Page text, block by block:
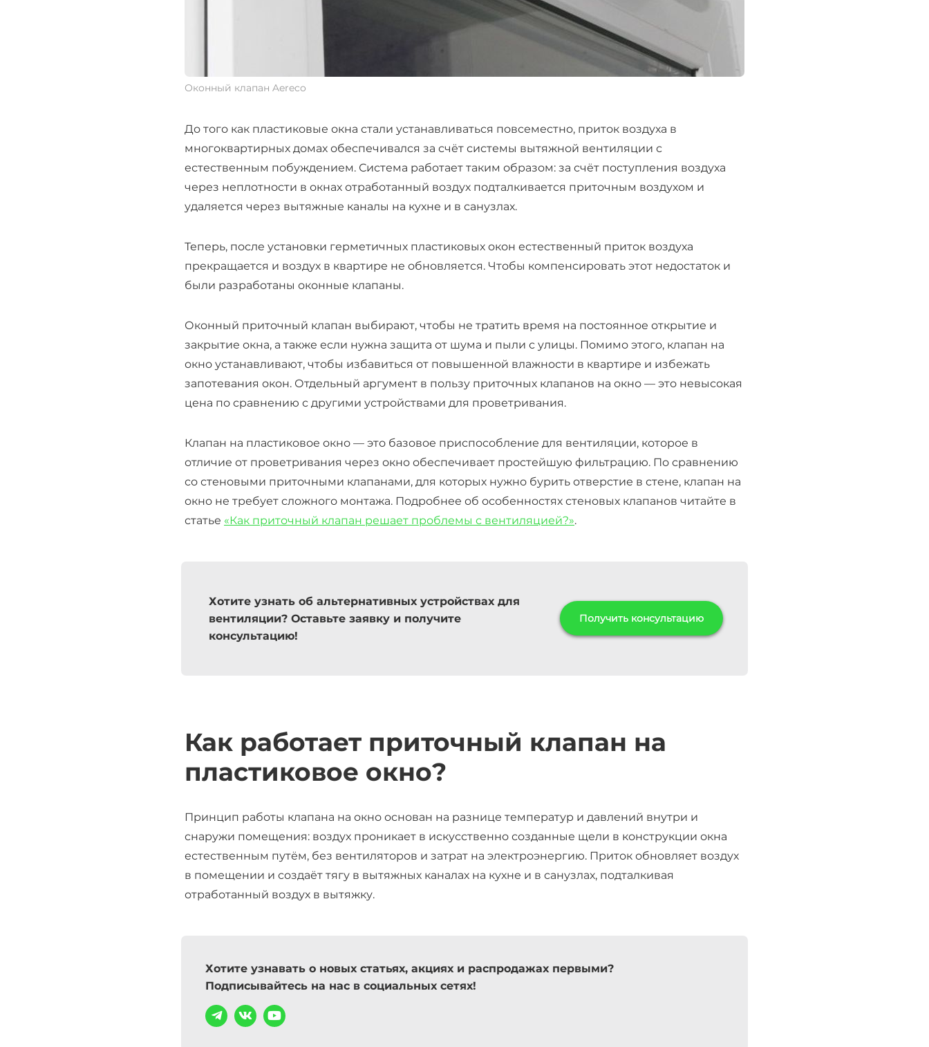
Оконный клапан Aereco
До того как пластиковые окна стали устанавливаться повсеместно, приток воздуха в
многоквартирных домах обеспечивался за счёт системы вытяжной вентиляции с
естественным побуждением. Система работает таким образом: за счёт поступления воздуха
через неплотности в окнах отработанный воздух подталкивается приточным воздухом и
удаляется через вытяжные каналы на кухне и в санузлах.
Теперь, после установки герметичных пластиковых окон естественный приток воздуха
прекращается и воздух в квартире не обновляется. Чтобы компенсировать этот недостаток и
были разработаны оконные клапаны.
Оконный приточный клапан выбирают, чтобы не тратить время на постоянное открытие и
закрытие окна, а также если нужна защита от шума и пыли с улицы. Помимо этого, клапан на
окно устанавливают, чтобы избавиться от повышенной влажности в квартире и избежать
запотевания окон. Отдельный аргумент в пользу приточных клапанов на окно — это невысокая
цена по сравнению с другими устройствами для проветривания.
Клапан на пластиковое окно — это базовое приспособление для вентиляции, которое в
отличие от проветривания через окно обеспечивает простейшую фильтрацию. По сравнению
со стеновыми приточными клапанами, для которых нужно бурить отверстие в стене, клапан на
окно не требует сложного монтажа. Подробнее об особенностях стеновых клапанов читайте в
статье «Как приточный клапан решает проблемы с вентиляцией?».
Хотите узнать об альтернативных устройствах для
вентиляции? Оставьте заявку и получите
консультацию!
Получить консультацию
Как работает приточный клапан на
пластиковое окно?
Принцип работы клапана на окно основан на разнице температур и давлений внутри и
снаружи помещения: воздух проникает в искусственно созданные щели в конструкции окна
естественным путём, без вентиляторов и затрат на электроэнергию. Приток обновляет воздух
в помещении и создаёт тягу в вытяжных каналах на кухне и в санузлах, подталкивая
отработанный воздух в вытяжку.
Хотите узнавать о новых статьях, акциях и распродажах первыми?
Подписывайтесь на нас в социальных сетях!